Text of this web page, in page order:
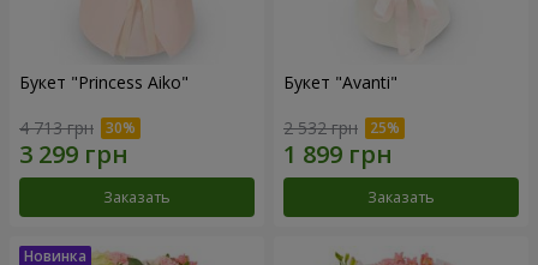
Букет "Princess Aiko"
4 713 грн
Заказать
Букет "Avanti"
2 532 грн
Заказать